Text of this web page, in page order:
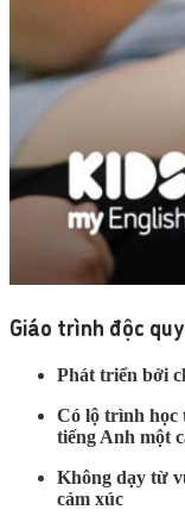
Giáo trình độc
Phát triển bởi
Có lộ trình học
tiếng Anh một
Không dạy từ
cảm xúc